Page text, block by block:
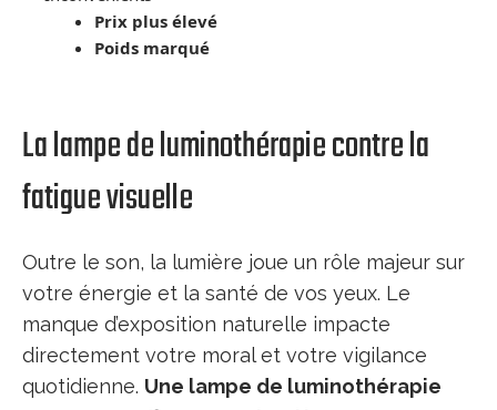
Prix plus élevé
Poids marqué
La lampe de luminothérapie contre la
fatigue visuelle
Outre le son, la lumière joue un rôle majeur sur
votre énergie et la santé de vos yeux. Le
manque d’exposition naturelle impacte
directement votre moral et votre vigilance
quotidienne. Une lampe de luminothérapie